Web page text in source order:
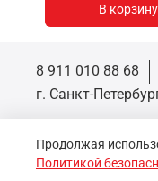
В корзину
8 911 010 88 68
г. Санкт-
ИНН 7811792857
192019, Санкт-
Продолжая
Политикой